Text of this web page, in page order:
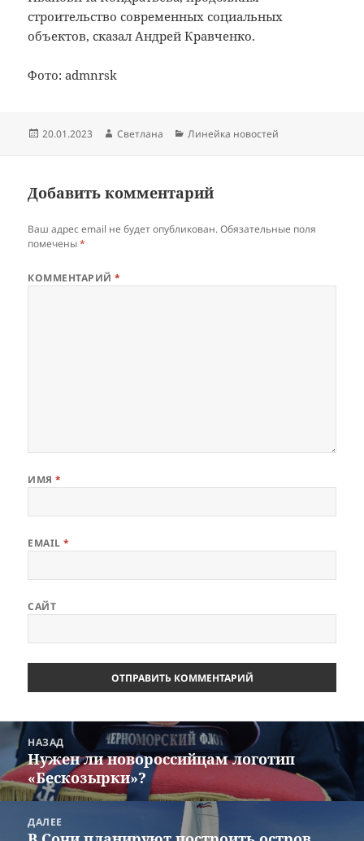
строительство современных социальных
объектов, сказал Андрей Кравченко.
Фото: admnrsk
Опубликовано
20.01.2023 Автор
Светлана Рубрики
Линейка новостей
Добавить комментарий
Ваш адрес email не будет опубликован. Обязательные поля
помечены*
КОММЕНТАРИЙ*
ИМЯ*
EMAIL*
САЙТ
Навигация
по
записям
НАЗАД
Предыдущая
запись:
Нужен ли новороссийцам логотип
«Бескозырки»?
ДАЛЕЕ